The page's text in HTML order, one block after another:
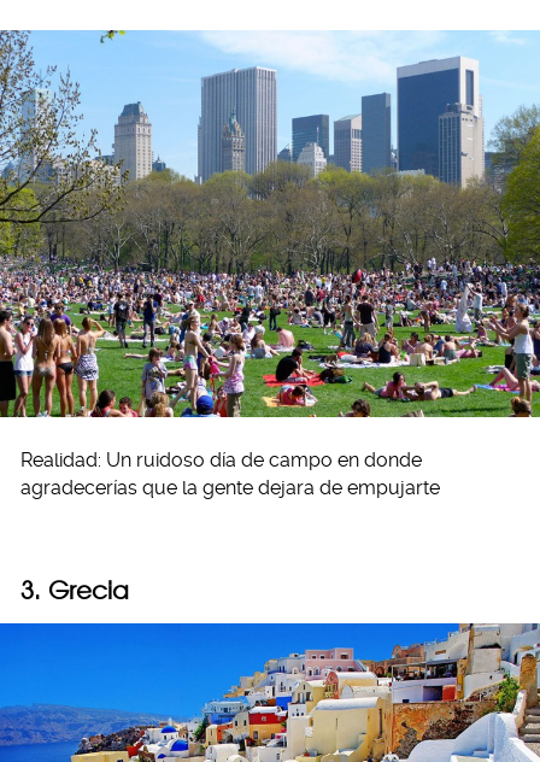
Realidad: Un ruidoso día de campo en donde
agradecerías que la gente dejara de empujarte
3. Grecia